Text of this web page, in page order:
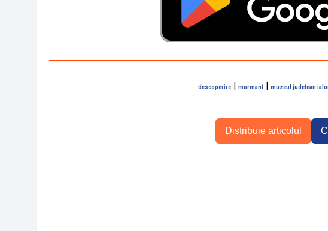
descoperire| mormant| muzeul judetean
Distribuie articolul